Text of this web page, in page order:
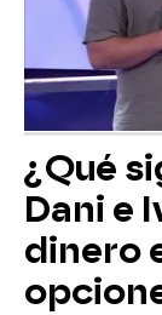
¿Qué
Dani e
dinero